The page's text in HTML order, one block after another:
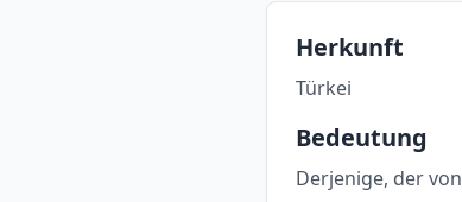
Herkunft
Türkei
Bedeutung
Derjenige, der